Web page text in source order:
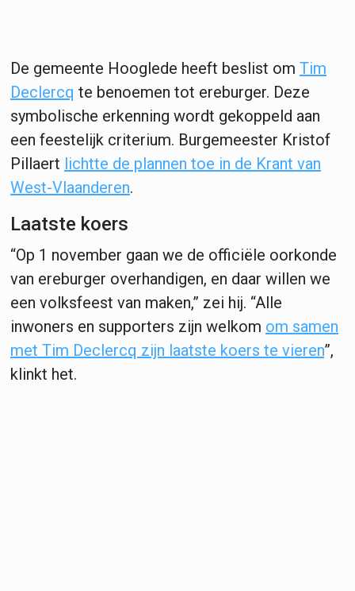
De gemeente Hooglede heeft beslist om Tim
Declercq te benoemen tot ereburger. Deze
symbolische erkenning wordt gekoppeld aan
een feestelijk criterium. Burgemeester Kristof
Pillaert lichtte de plannen toe in de Krant van
West-Vlaanderen.
Laatste koers
“Op 1 november gaan we de officiële oorkonde
van ereburger overhandigen, en daar willen we
een volksfeest van maken,” zei hij. “Alle
inwoners en supporters zijn welkom om samen
met Tim Declercq zijn laatste koers te vieren”,
klinkt het.